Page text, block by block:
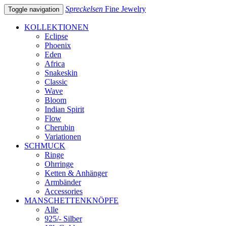
Toggle navigation Spreckelsen Fine Jewelry
KOLLEKTIONEN
Eclipse
Phoenix
Eden
Africa
Snakeskin
Classic
Wave
Bloom
Indian Spirit
Flow
Cherubin
Variationen
SCHMUCK
Ringe
Ohrringe
Ketten & Anhänger
Armbänder
Accessories
MANSCHETTENKNÖPFE
Alle
925/- Silber